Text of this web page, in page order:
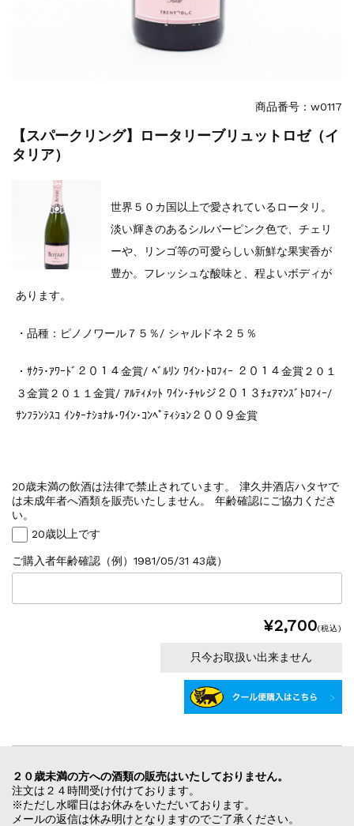
商品番号：w0117
【スパークリング】ロータリーブリュットロゼ（イ
タリア）
世界５０カ国以上で愛されているロータリ。
淡い輝きのあるシルバーピンク色で、チェリ
ーや、リンゴ等の可愛らしい新鮮な果実香が
豊か。フレッシュな酸味と、程よいボディが
あります。
・品種：ピノノワール７５％/ シャルドネ２５％
・ ｻｸﾗ･ｱﾜｰﾄﾞ２０１４金賞/ ﾍﾞﾙﾘﾝ ﾜｲﾝ･ﾄﾛﾌｨｰ ２０１４金賞２０１
３金賞２０１１金賞/ ｱﾙﾃｨﾒｯﾄ ﾜｲﾝ･ﾁｬﾚジ２０１３ﾁｪｱﾏﾝｽﾞﾄﾛﾌｨｰ/
ｻﾝﾌﾗﾝｼｽｺ ｲﾝﾀｰﾅｼｮﾅﾙ･ﾜｲﾝ･ｺﾝﾍﾟﾃｨｼｮﾝ２００９金賞
20歳未満の飲酒は法律で禁止されています。 津久井酒店ハタヤで
は未成年者へ酒類を販売いたしません。 年齢確認にご協力くださ
い。
20歳以上です
ご購入者年齢確認（例）1981/05/31 43歳）
¥2,700(税込)
只今お取扱い出来ません
２０歳未満の方への酒類の販売はいたしておりません。
注文は２４時間受け付けております。
※ただし水曜日はお休みをいただいております。
メールの返信は休み明けとなりますのでご了承ください。